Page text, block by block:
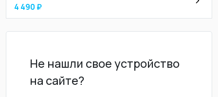
4 490 ₽
Не нашли свое устройство
на сайте?